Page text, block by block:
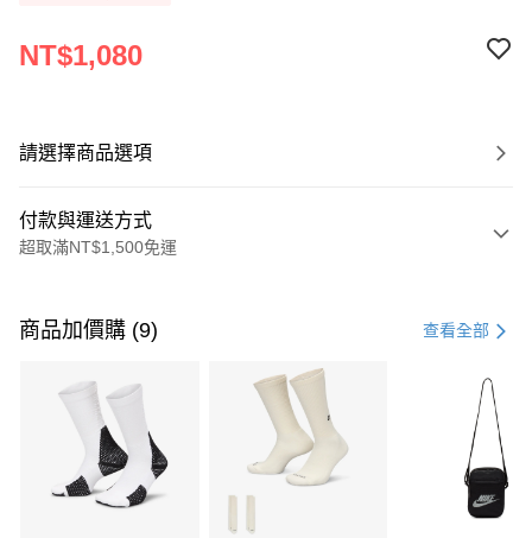
NT$1,080
請選擇商品選項
付款與運送方式
超取滿NT$1,500免運
信用卡一次付款
3 期 0 利率 每期 21家銀行
合作金庫商業銀行
第一商業銀行
華南商業銀行
彰化商業銀行
上海商業儲蓄銀行
Apple Pay
商品加價購 (9) 查看全部